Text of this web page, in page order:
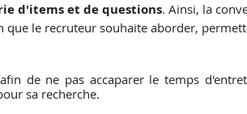
d'items et de questions. Ainsi, la
que le recruteur souhaite aborder,
de ne pas accaparer le temps
sa recherche.